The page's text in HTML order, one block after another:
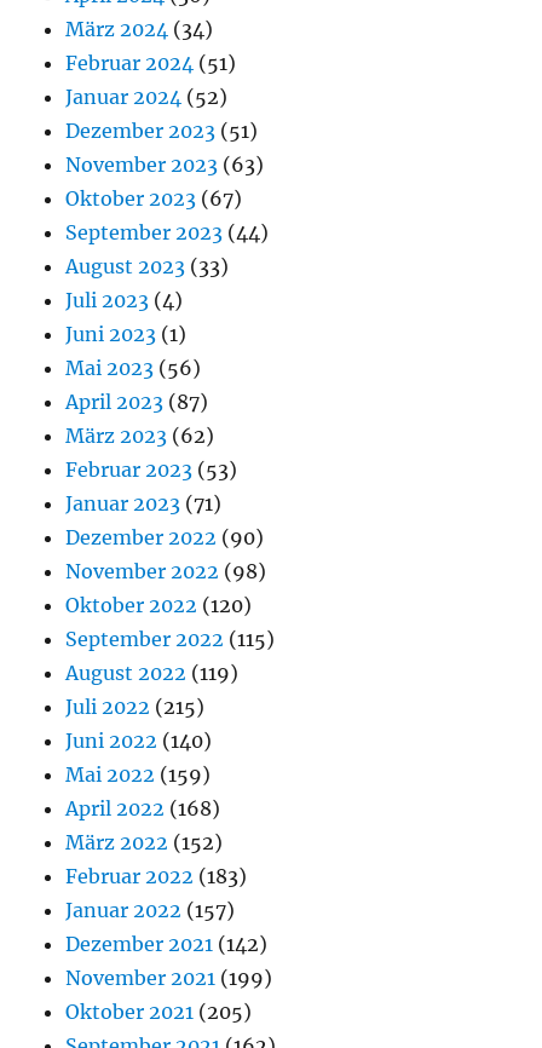
März 2024 (34)
Februar 2024 (51)
Januar 2024 (52)
Dezember 2023 (51)
November 2023 (63)
Oktober 2023 (67)
September 2023 (44)
August 2023 (33)
Juli 2023 (4)
Juni 2023 (1)
Mai 2023 (56)
April 2023 (87)
März 2023 (62)
Februar 2023 (53)
Januar 2023 (71)
Dezember 2022 (90)
November 2022 (98)
Oktober 2022 (120)
September 2022 (115)
August 2022 (119)
Juli 2022 (215)
Juni 2022 (140)
Mai 2022 (159)
April 2022 (168)
März 2022 (152)
Februar 2022 (183)
Januar 2022 (157)
Dezember 2021 (142)
November 2021 (199)
Oktober 2021 (205)